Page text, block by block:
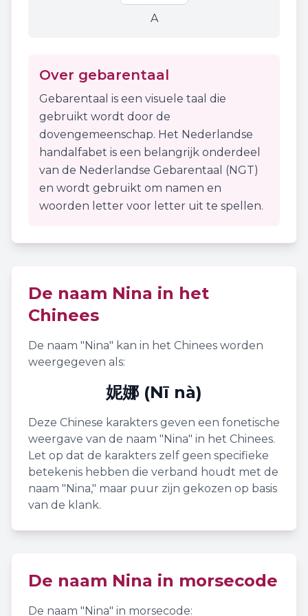
A
Over gebarentaal
Gebarentaal is een visuele taal die
gebruikt wordt door de
dovengemeenschap. Het Nederlandse
handalfabet is een belangrijk onderdeel
van de Nederlandse Gebarentaal (NGT)
en wordt gebruikt om namen en
woorden letter voor letter uit te spellen.
De naam Nina in het
Chinees
De naam "Nina" kan in het Chinees worden
weergegeven als:
妮娜 (Nī nà)
Deze Chinese karakters geven een fonetische
weergave van de naam "Nina" in het Chinees.
Let op dat de karakters zelf geen specifieke
betekenis hebben die verband houdt met de
naam "Nina," maar puur zijn gekozen op basis
van de klank.
De naam Nina in morsecode
De naam "Nina" in morsecode: